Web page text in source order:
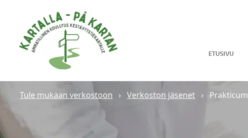
ETUSIVU
Tule mukaan verkostoon › Verkoston jäsenet › Prakticum